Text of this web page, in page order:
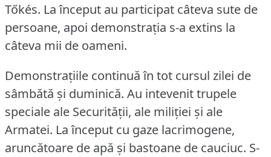
Tőkés. La început au participat câteva sute de
persoane, apoi demonstraţia s-a extins la
câteva mii de oameni.
Demonstraţiile continuă în tot cursul zilei de
sâmbătă şi duminică. Au intevenit trupele
speciale ale Securităţii, ale miliţiei şi ale
Armatei. La început cu gaze lacrimogene,
aruncătoare de apă şi bastoane de cauciuc. S-